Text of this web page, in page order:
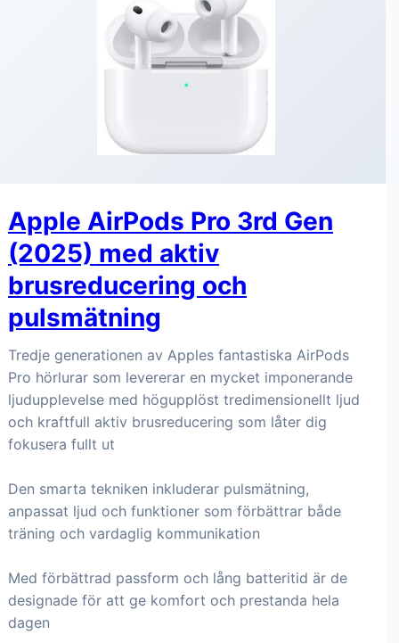
Apple AirPods Pro 3rd Gen
(2025) med aktiv
brusreducering och
pulsmätning
Tredje generationen av Apples fantastiska AirPods
Pro hörlurar som levererar en mycket imponerande
ljudupplevelse med högupplöst tredimensionellt ljud
och kraftfull aktiv brusreducering som låter dig
fokusera fullt ut
Den smarta tekniken inkluderar pulsmätning,
anpassat ljud och funktioner som förbättrar både
träning och vardaglig kommunikation
Med förbättrad passform och lång batteritid är de
designade för att ge komfort och prestanda hela
dagen